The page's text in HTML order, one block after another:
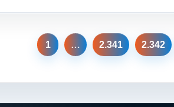
1 … 2.341 2.342